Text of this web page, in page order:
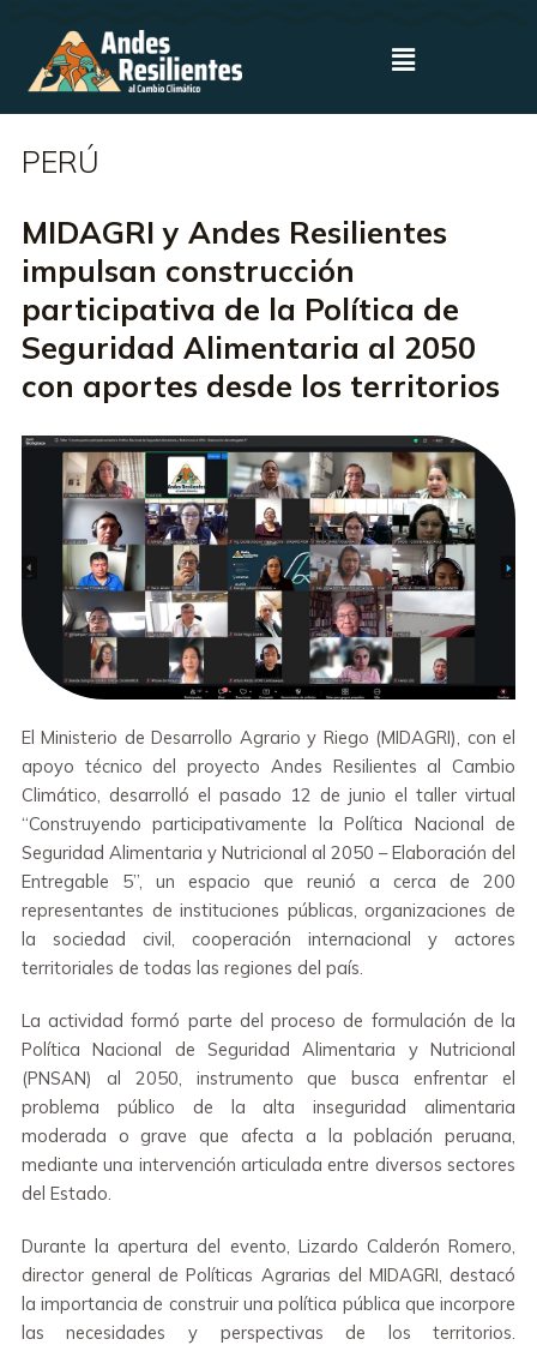
PERÚ
MIDAGRI y Andes Resilientes
impulsan construcción
participativa de la Política de
Seguridad Alimentaria al 2050
con aportes desde los territorios
El Ministerio de Desarrollo Agrario y Riego (MIDAGRI), con el
apoyo técnico del proyecto Andes Resilientes al Cambio
Climático, desarrolló el pasado 12 de junio el taller virtual
“Construyendo participativamente la Política Nacional de
Seguridad Alimentaria y Nutricional al 2050 – Elaboración del
Entregable 5”, un espacio que reunió a cerca de 200
representantes de instituciones públicas, organizaciones de
la sociedad civil, cooperación internacional y actores
territoriales de todas las regiones del país.
La actividad formó parte del proceso de formulación de la
Política Nacional de Seguridad Alimentaria y Nutricional
(PNSAN) al 2050, instrumento que busca enfrentar el
problema público de la alta inseguridad alimentaria
moderada o grave que afecta a la población peruana,
mediante una intervención articulada entre diversos sectores
del Estado.
Durante la apertura del evento, Lizardo Calderón Romero,
director general de Políticas Agrarias del MIDAGRI, destacó
la importancia de construir una política pública que incorpore
las necesidades y perspectivas de los territorios.